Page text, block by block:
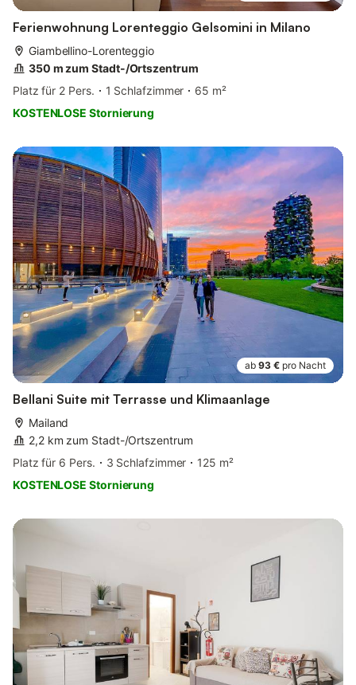
Ferienwohnung Lorenteggio Gelsomini in Milano
Giambellino-Lorenteggio
350 m zum Stadt-/Ortszentrum
Platz für 2 Pers.
1 Schlafzimmer
65 m²
KOSTENLOSE Stornierung
ab 93 € pro Nacht
Bellani Suite mit Terrasse und Klimaanlage
Mailand
2,2 km zum Stadt-/Ortszentrum
Platz für 6 Pers.
3 Schlafzimmer
125 m²
KOSTENLOSE Stornierung